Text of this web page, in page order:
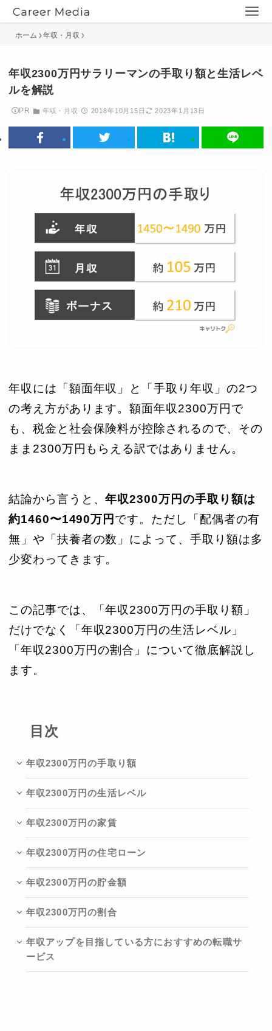
ホーム 年収・月収
年収2300万円サラリーマンの手取り額と生活レベ
ルを解説
PR 年収・月収 2018年10月15日 2023年1月13日
年収には「額面年収」と「手取り年収」の2つ
の考え方があります。額面年収2300万円で
も、税金と社会保険料が控除されるので、その
まま2300万円もらえる訳ではありません。
結論から言うと、年収2300万円の手取り額は
約1460〜1490万円 です。ただし「配偶者の有
無」や「扶養者の数」によって、手取り額は多
少変わってきます。
この記事では、「年収2300万円の手取り額」
だけでなく「年収2300万円の生活レベル」
「年収2300万円の割合」について徹底解説し
ます。
目次
年収2300万円の手取り額
年収2300万円の生活レベル
年収2300万円の家賃
年収2300万円の住宅ローン
年収2300万円の貯金額
年収2300万円の割合
年収アップを目指している方におすすめの転職サ
ービス